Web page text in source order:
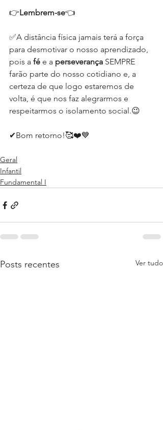
👉Lembrem-se👈⁣
✅A distância física jamais terá a força
para desmotivar o nosso aprendizado,
pois a fé e a perseverança SEMPRE
farão parte do nosso cotidiano e, a
certeza de que logo estaremos de
volta, é que nos faz alegrarmos e
respeitarmos o isolamento social.😉⁣
✔Bom retorno!🥰❤️💙⁣
Geral
Infantil
Fundamental I
Posts recentes Ver tudo